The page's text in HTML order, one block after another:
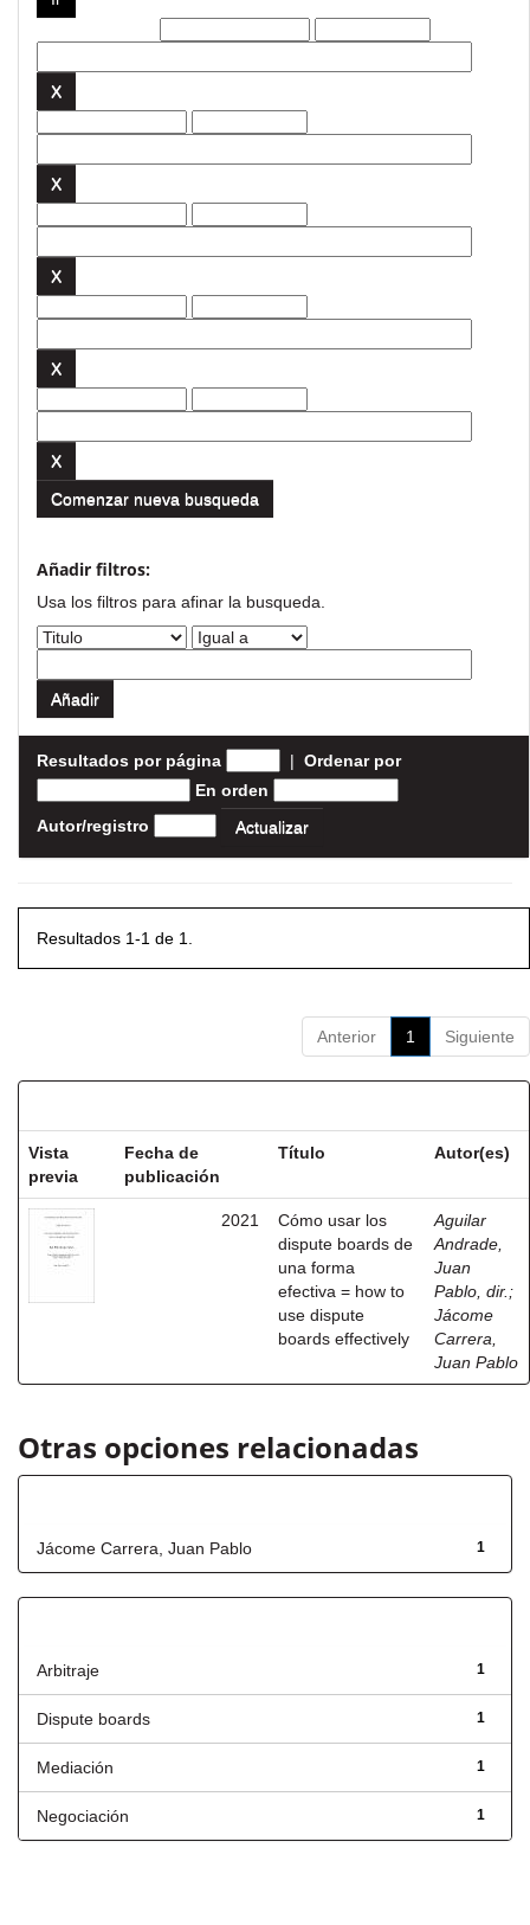
Comenzar nueva busqueda
Añadir filtros:
Usa los filtros para afinar la busqueda.
Resultados por página | Ordenar por
En orden
Autor/registro
Resultados 1-1 de 1.
Anterior 1 Siguiente
Vista
previa
Fecha de
publicación
Título Autor(es)
2021
Cómo usar los
dispute boards de
una forma
efectiva = how to
use dispute
boards effectively
Aguilar
Andrade,
Juan
Pablo, dir. ;
Jácome
Carrera,
Juan Pablo
Otras opciones relacionadas
1
Jácome Carrera, Juan Pablo
1
Arbitraje
1
Dispute boards
1
Mediación
1
Negociación